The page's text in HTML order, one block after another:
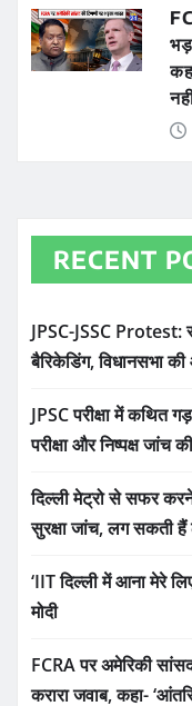
RECENT
JPSC-JSSC Protest:
बैरिकेडिंग, विधानसभा
JPSC परीक्षा में कथित
परीक्षा और निष्पक्ष जांच
दिल्ली मेट्रो से सफर
सुरक्षा जांच, लग सकती हैं
‘IIT दिल्ली में आना मेरे
मोदी
FCRA पर अमेरिकी
करारा जवाब, कहा-